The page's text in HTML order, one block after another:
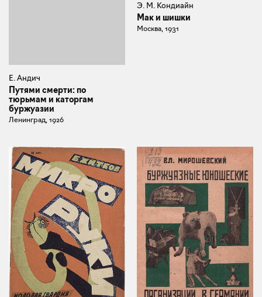
Е. Андич
Путями смерти: по
тюрьмам и каторгам
буржуазии
Ленинград, 1926
Э. М. Кондиайн
Мак и шишки
Москва, 1931